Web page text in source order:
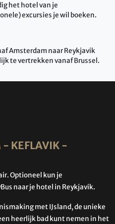
het hotel van je
excursies je wil boeken.
Amsterdam naar Reykjavik
te vertrekken vanaf Brussel.
- KEFLAVIK -
Optioneel kun je
naar je hotel in Reykjavik.
met IJsland, de unieke
heerlijk bad kunt nemen in het